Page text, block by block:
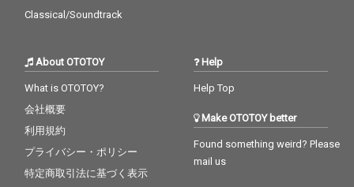
ィルのヴォーカル、真
スタリングは、バレア
鬼才Calmが担当。最高
の音像を完成した。 ジ
ャケット・デザイン
は、YouTube「西寺郷
太チャンネル NGC」の
プロデューサーである
Classical/Soundtrack
About OTOTOY
What is OTOTOY?
会社概要
利用規約
プライバシー・ポリシー
特定商取引法に基づく表示
Help
Help Top
Make OTOTOY better
Found something weird? Please
mail us